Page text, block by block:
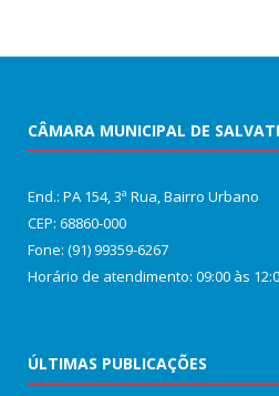
CÂMARA MUNICIPAL DE
End.: PA 154, 3ª Rua, Bairro Urbano
CEP: 68860‑000
Fone: (91) 99359-6267
Horário de atendimento: 09:00 às
ÚLTIMAS PUBLICAÇÕES